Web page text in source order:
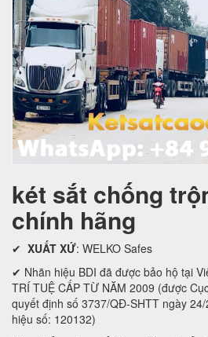
két sắt chống
chính hãng
✔ XUẤT XỨ: WELKO Safes
✔ Nhãn hiệu BDI đã được bảo hộ tại
TRÍ TUỆ CẤP TỪ NĂM 2009 (được
quyết định số 3737/QĐ-SHTT ngày
hiệu số: 120132)